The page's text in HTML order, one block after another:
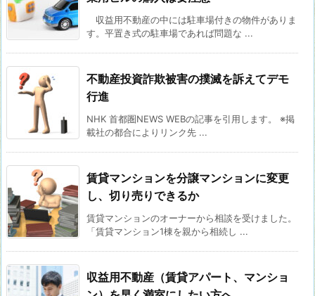
収益用不動産の中には駐車場付きの物件がありま
す。平置き式の駐車場であれば問題な ...
不動産投資詐欺被害の撲滅を訴えてデモ
行進
NHK 首都圏NEWS WEBの記事を引用します。 ※掲
載社の都合によりリンク先 ...
賃貸マンションを分譲マンションに変更
し、切り売りできるか
賃貸マンションのオーナーから相談を受けました。
「賃貸マンション1棟を親から相続し ...
収益用不動産（賃貸アパート、マンショ